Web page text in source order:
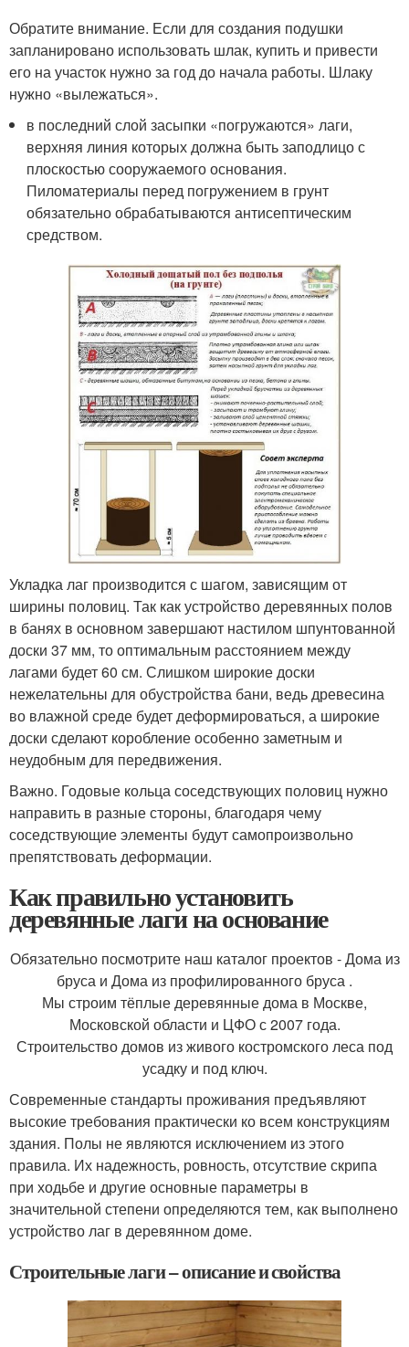
Обратите внимание. Если для создания подушки
запланировано использовать шлак, купить и привести
его на участок нужно за год до начала работы. Шлаку
нужно «вылежаться».
в последний слой засыпки «погружаются» лаги,
верхняя линия которых должна быть заподлицо с
плоскостью сооружаемого основания.
Пиломатериалы перед погружением в грунт
обязательно обрабатываются антисептическим
средством.
Укладка лаг производится с шагом, зависящим от
ширины половиц. Так как устройство деревянных полов
в банях в основном завершают настилом шпунтованной
доски 37 мм, то оптимальным расстоянием между
лагами будет 60 см. Слишком широкие доски
нежелательны для обустройства бани, ведь древесина
во влажной среде будет деформироваться, а широкие
доски сделают коробление особенно заметным и
неудобным для передвижения.
Важно. Годовые кольца соседствующих половиц нужно
направить в разные стороны, благодаря чему
соседствующие элементы будут самопроизвольно
препятствовать деформации.
Как правильно установить
деревянные лаги на основание
Обязательно посмотрите наш каталог проектов - Дома из
бруса и Дома из профилированного бруса .
Мы строим тёплые деревянные дома в Москве,
Московской области и ЦФО с 2007 года.
Строительство домов из живого костромского леса под
усадку и под ключ.
Современные стандарты проживания предъявляют
высокие требования практически ко всем конструкциям
здания. Полы не являются исключением из этого
правила. Их надежность, ровность, отсутствие скрипа
при ходьбе и другие основные параметры в
значительной степени определяются тем, как выполнено
устройство лаг в деревянном доме.
Строительные лаги – описание и свойства